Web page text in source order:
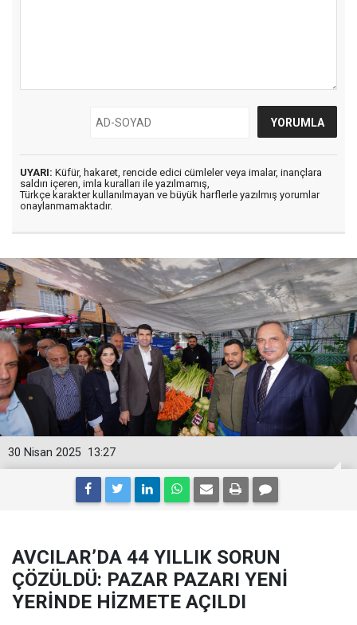
UYARI: Küfür, hakaret, rencide edici cümleler veya imalar, inançlara
saldırı içeren, imla kuralları ile yazılmamış,
Türkçe karakter kullanılmayan ve büyük harflerle yazılmış yorumlar
onaylanmamaktadır.
13:27
30 Nisan 2025
AVCILAR’DA 44 YILLIK SORUN
ÇÖZÜLDÜ: PAZAR PAZARI YENİ
YERİNDE HİZMETE AÇILDI